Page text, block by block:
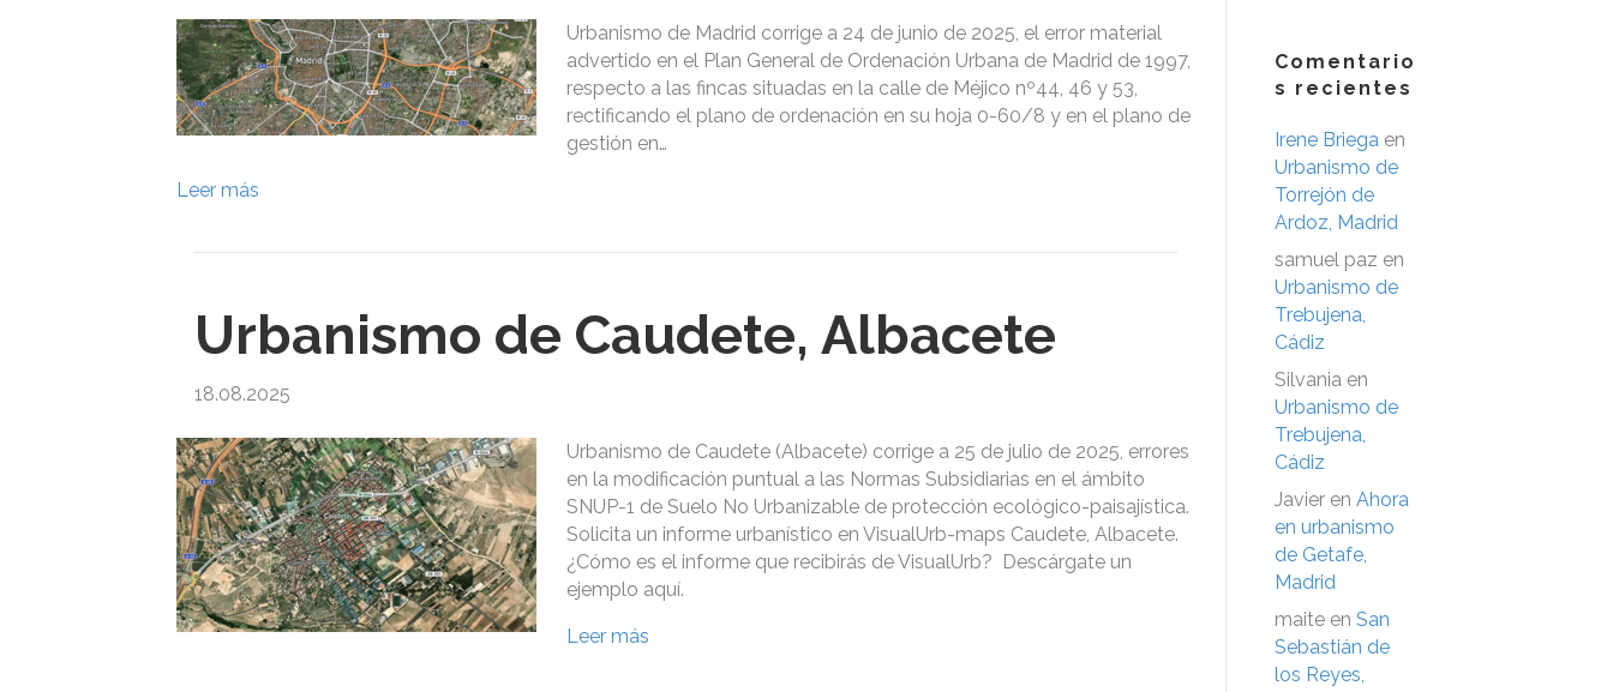
Urbanismo de Madrid corrige a 24 de junio de 2025, el error material
advertido en el Plan General de Ordenación Urbana de Madrid de 1997,
respecto a las fincas situadas en la calle de Méjico nº44, 46 y 53,
rectificando el plano de ordenación en su hoja 0-60/8 y en el plano de
gestión en…
Leer más
Urbanismo de Caudete, Albacete
18.08.2025
Urbanismo de Caudete (Albacete) corrige a 25 de julio de 2025, errores
en la modificación puntual a las Normas Subsidiarias en el ámbito
SNUP-1 de Suelo No Urbanizable de protección ecológico-paisajística.
Solicita un informe urbanístico en VisualUrb-maps Caudete, Albacete.
¿Cómo es el informe que recibirás de VisualUrb? Descárgate un
ejemplo aquí.
Leer más
Comentario
s recientes
Irene Briega en
Urbanismo de
Torrejón de
Ardoz, Madrid
samuel paz en
Urbanismo de
Trebujena,
Cádiz
Silvania en
Urbanismo de
Trebujena,
Cádiz
Javier en Ahora
en urbanismo
de Getafe,
Madrid
maite en San
Sebastián de
los Reyes,